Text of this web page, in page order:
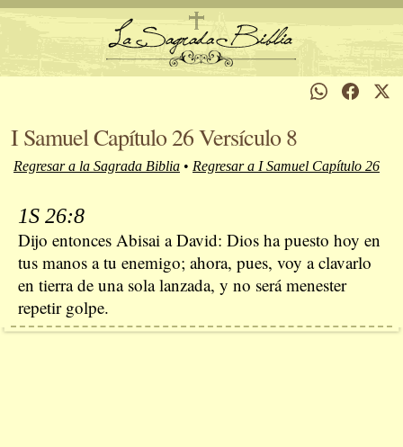
I Samuel Capítulo 26 Versículo 8
Regresar a la Sagrada Biblia • Regresar a I Samuel Capítulo 26
1S 26:8
Dijo entonces Abisai a David: Dios ha puesto hoy en
tus manos a tu enemigo; ahora, pues, voy a clavarlo
en tierra de una sola lanzada, y no será menester
repetir golpe.